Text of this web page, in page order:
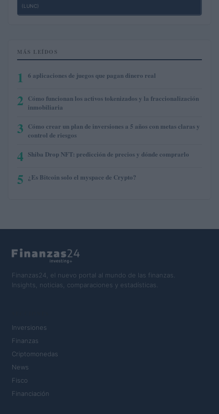
(LUNC)
MÁS LEÍDOS
1 6 aplicaciones de juegos que pagan dinero real
2 Cómo funcionan los activos tokenizados y la fraccionalización
inmobiliaria
3 Cómo crear un plan de inversiones a 5 años con metas claras y
control de riesgos
4 Shiba Drop NFT: predicción de precios y dónde comprarlo
5 ¿Es Bitcoin solo el myspace de Crypto?
Finanzas24, el nuevo portal al mundo de las finanzas.
Insights, noticias, comparaciones y estadísticas.
Inversiones
Finanzas
Criptomonedas
News
Fisco
Financiación